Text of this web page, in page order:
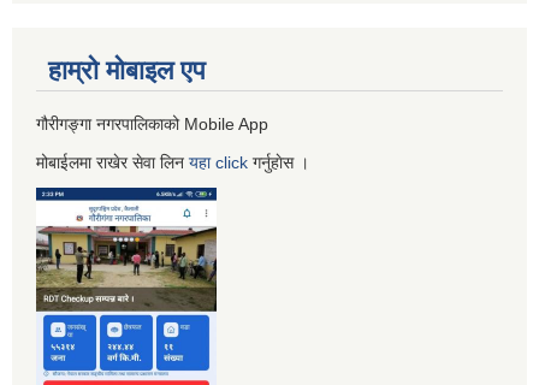
हाम्रो माेबाइल एप
गौरीगङ्गा नगरपालिकाको Mobile App
मोबाईलमा राखेर सेवा लिन यहाclick गर्नुहाेस ।